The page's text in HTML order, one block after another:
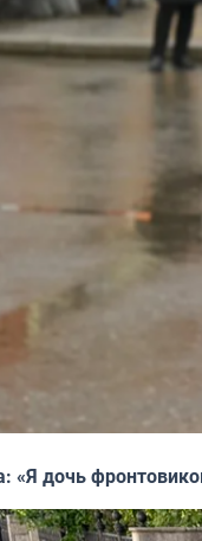
«Я дочь